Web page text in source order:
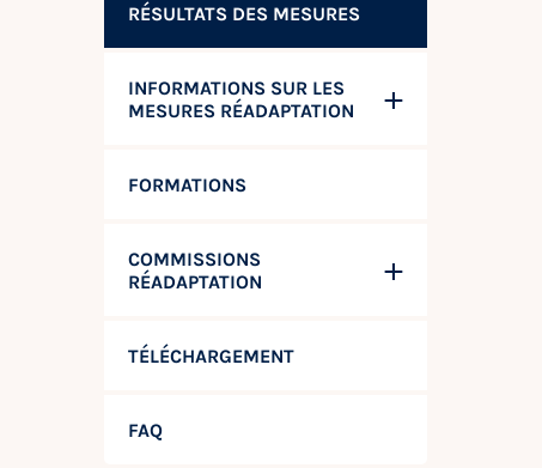
RÉSULTATS DES MESURES
INFORMATIONS SUR LES
MESURES RÉADAPTATION
FORMATIONS
COMMISSIONS
RÉADAPTATION
TÉLÉCHARGEMENT
FAQ